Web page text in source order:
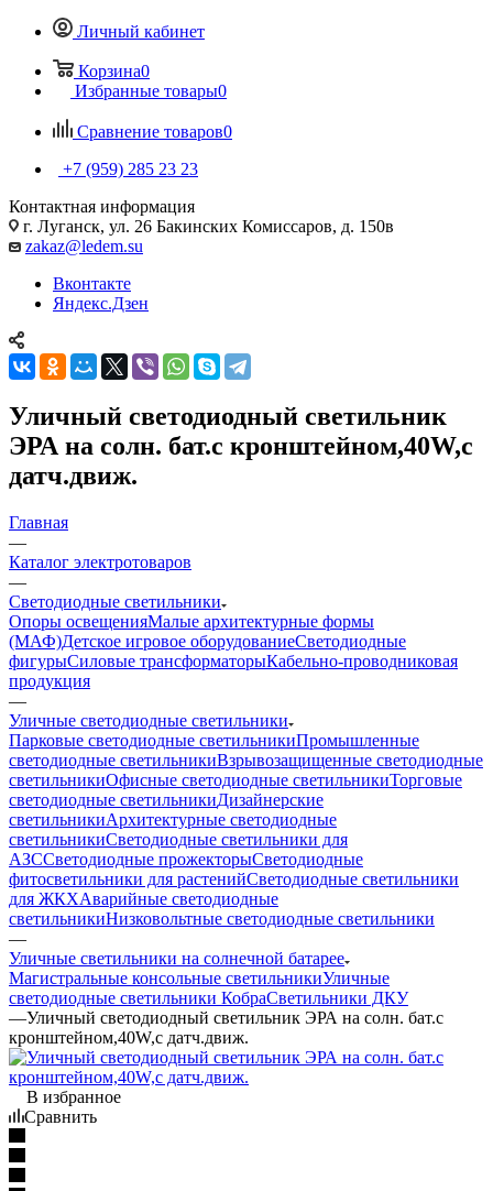
Личный кабинет
Корзина0
Избранные товары0
Сравнение товаров0
+7 (959) 285 23 23
Контактная информация
г. Луганск, ул. 26 Бакинских Комиссаров, д. 150в
zakaz@ledem.su
Вконтакте
Яндекс.Дзен
Уличный светодиодный светильник
ЭРА на солн. бат.с кронштейном,40W,с
датч.движ.
Главная
—
Каталог электротоваров
—
Светодиодные светильники
Опоры освещенияМалые архитектурные формы
(МАФ)Детское игровое оборудованиеСветодиодные
фигурыСиловые трансформаторыКабельно-проводниковая
продукция
—
Уличные светодиодные светильники
Парковые светодиодные светильникиПромышленные
светодиодные светильникиВзрывозащищенные светодиодные
светильникиОфисные светодиодные светильникиТорговые
светодиодные светильникиДизайнерские
светильникиАрхитектурные светодиодные
светильникиСветодиодные светильники для
АЗССветодиодные прожекторыСветодиодные
фитосветильники для растенийСветодиодные светильники
для ЖКХАварийные светодиодные
светильникиНизковольтные светодиодные светильники
—
Уличные светильники на солнечной батарее
Магистральные консольные светильникиУличные
светодиодные светильники КобраСветильники ДКУ
—Уличный светодиодный светильник ЭРА на солн. бат.с
кронштейном,40W,с датч.движ.
В избранное
Сравнить